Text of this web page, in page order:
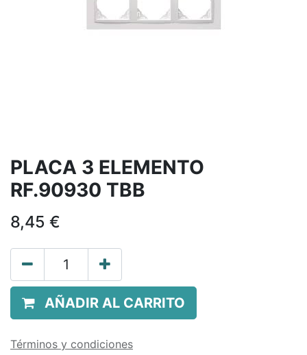
PLACA 3 ELEMENTO
RF.90930 TBB
8,45 €
AÑADIR AL CARRITO
Términos y condiciones